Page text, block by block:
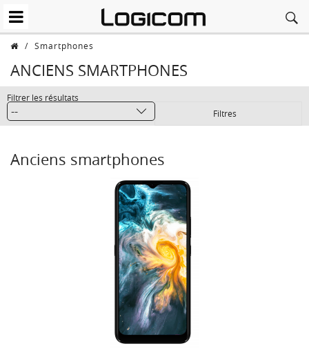
/ Smartphones
ANCIENS SMARTPHONES
Filtrer les résultats
Filtres
Anciens smartphones